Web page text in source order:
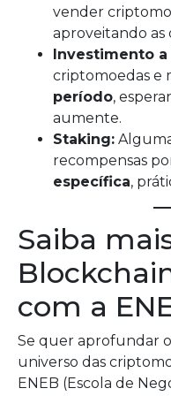
vender
aproveitando as
Investimento
criptomoedas e
período,
aumente.
Staking:
recompensas
específica,
Saiba
com a
Se quer aprofundar
universo das
ENEB (Escola de